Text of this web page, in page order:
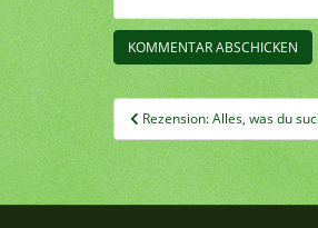
Rezension: Alles, was du